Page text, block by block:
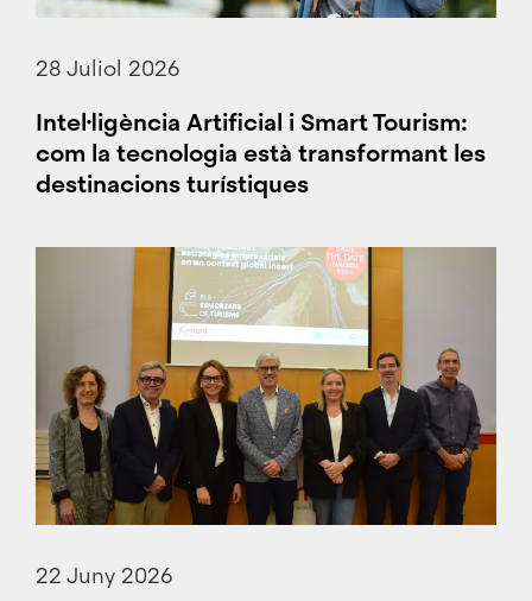
28 Juliol 2026
Intel·ligència Artificial i Smart Tourism:
com la tecnologia està transformant les
destinacions turístiques
22 Juny 2026